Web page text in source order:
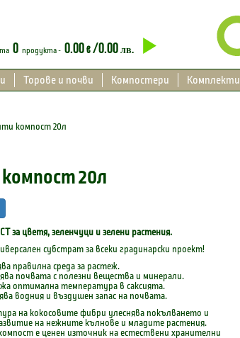
0 продукта - 0.00€/0.00лв.
Торове и почви Компостери Комплекти
компост 20л
20л
за цветя, зеленчуци и зелени растения.
субстрат за всеки градинарски проект!
правилна среда за растеж.
почвата с полезни вещества и минерали.
оптимална температура в саксията.
водния и въздушен запас на почвата.
на кокосовите фибри улеснява покълването и
на нежните кълнове и младите растения.
е ценен източник на естествени хранителни